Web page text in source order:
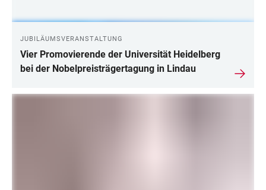
JUBILÄUMSVERANSTALTUNG
Vier Promovierende der Universität Heidelberg
bei der Nobelpreisträgertagung in Lindau